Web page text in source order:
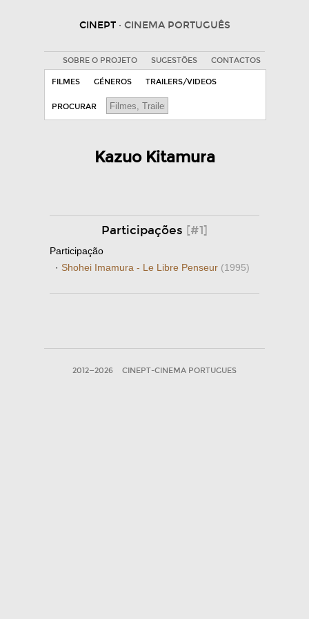
CINEPT · CINEMA PORTUGUÊS
SOBRE O PROJETO SUGESTÕES CONTACTOS
FILMES GÉNEROS TRAILERS/VIDEOS
PROCURAR
Kazuo Kitamura
Participações [#1]
Participação
· Shohei Imamura - Le Libre Penseur (1995)
2012—2026 CINEPT-CINEMA PORTUGUES